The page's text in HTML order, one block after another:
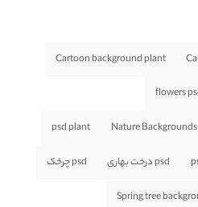
Cartoon background plant
flowers
Nature Backgrounds
psd plant
psd درخت بهاری psd چرخک
Spring tree